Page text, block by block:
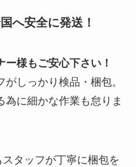
へ安全に発送！
様もご安心下さい！
しっかり検品・梱包。
為に細かな作業も怠りま
タッフが丁寧に梱包を